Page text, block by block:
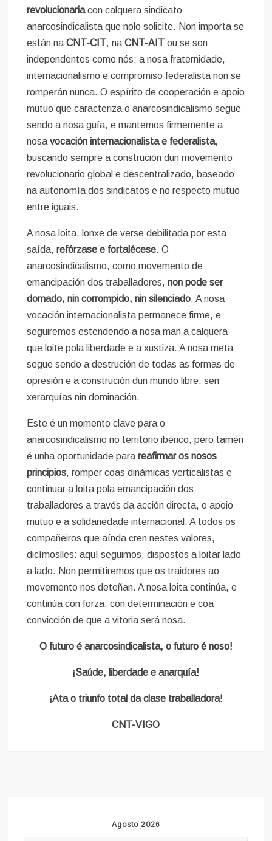
revolucionariacon calquera sindicato
anarcosindicalista que nolo solicite. Non importa se
están naCNT-CIT, naCNT-AIT ou se son
independentes como nós; a nosa fraternidade,
internacionalismo e compromiso federalista non se
romperán nunca. O espírito de cooperación e apoio
mutuo que caracteriza o anarcosindicalismo segue
sendo a nosa guía, e mantemos firmemente a
nosavocación internacionalista e federalista,
buscando sempre a construción dun movemento
revolucionario global e descentralizado, baseado
na autonomía dos sindicatos e no respecto mutuo
entre iguais.
A nosa loita, lonxe de verse debilitada por esta
saída,refórzase e fortalécese. O
anarcosindicalismo, como movemento de
emancipación dos traballadores,non pode ser
domado, nin corrompido, nin silenciado. A nosa
vocación internacionalista permanece firme, e
seguiremos estendendo a nosa man a calquera
que loite pola liberdade e a xustiza. A nosa meta
segue sendo a destrución de todas as formas de
opresión e a construción dun mundo libre, sen
xerarquías nin dominación.
Este é un momento clave para o
anarcosindicalismo no territorio ibérico, pero tamén
é unha oportunidade parareafirmar os nosos
principios, romper coas dinámicas verticalistas e
continuar a loita pola emancipación dos
traballadores a través da acción directa, o apoio
mutuo e a solidariedade internacional. A todos os
compañeiros que aínda cren nestes valores,
dicímoslles: aquí seguimos, dispostos a loitar lado
a lado. Non permitiremos que os traidores ao
movemento nos deteñan. A nosa loita continúa, e
continúa con forza, con determinación e coa
convicción de que a vitoria será nosa.
O futuro é anarcosindicalista, o futuro é noso!
¡Saúde, liberdade e anarquía!
¡Ata o triunfo total da clase traballadora!
CNT-VIGO
Agosto 2026